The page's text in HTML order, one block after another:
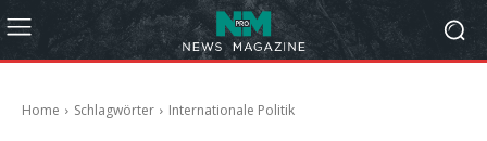
Home Schlagwörter Internationale Politik